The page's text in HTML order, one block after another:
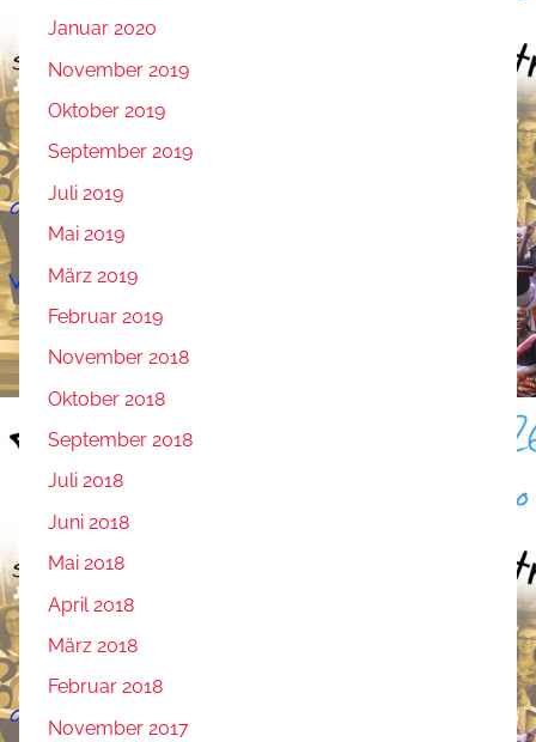
Januar 2020
November 2019
Oktober 2019
September 2019
Juli 2019
Mai 2019
März 2019
Februar 2019
November 2018
Oktober 2018
September 2018
Juli 2018
Juni 2018
Mai 2018
April 2018
März 2018
Februar 2018
November 2017